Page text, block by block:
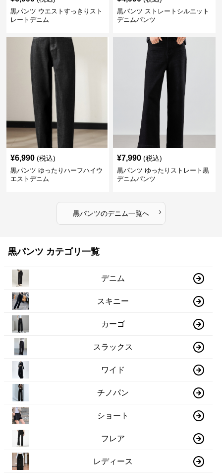
黒パンツ ウエストすっきりスト
レートデニム
黒パンツ ストレートシルエット
デニムパンツ
¥6,990 (税込)
黒パンツ ゆったりハーフハイウ
エストデニム
¥7,990 (税込)
黒パンツ ゆったりストレート黒
デニムパンツ
黒パンツのデニム一覧へ ›
黒パンツ カテゴリ一覧
デニム
スキニー
カーゴ
スラックス
ワイド
チノパン
ショート
フレア
レディース